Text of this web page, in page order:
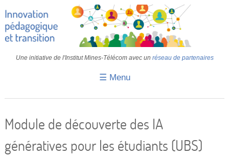
Une initiative de l'Institut Mines-Télécom avec un réseau de partenaires
☰ Menu
Module de découverte des IA
génératives pour les étudiants (UBS)